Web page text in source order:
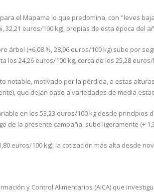
el Mapama lo que predomina, con "leves
euros/100 kg), propias de esta época del
árbol (+6,08 %, 28,96 euros/100 kg) sube por
los 24,26 euros/100 kg, cerca de los 25,28
notable, motivado por la pérdida, a estas
que dejan paso a variedades de media
en los 53,23 euros/100 kg desde principios
la presente campaña, sube ligeramente (+
euros/100 kg), la cotización más alta desde
y Control Alimentarios (AICA) que